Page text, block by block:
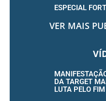
ESPECIAL
VER MAIS
DA TARGET
LUTA PELO